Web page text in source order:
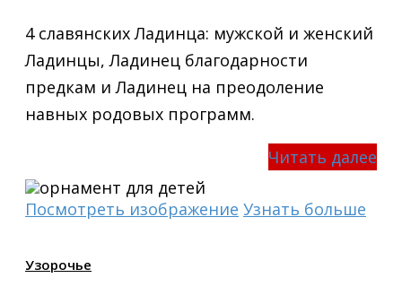
4 славянских Ладинца: мужской и женский
Ладинцы, Ладинец благодарности
предкам и Ладинец на преодоление
навных родовых программ.
Читать далее
Посмотреть изображение Узнать больше
Узорочье